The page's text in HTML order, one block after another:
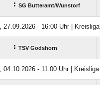
: SG Butteramt/​Wunstorf
27.09.2026 - 16:00 Uhr | Kreisliga
: TSV Godshorn
04.10.2026 - 11:00 Uhr | Kreisliga